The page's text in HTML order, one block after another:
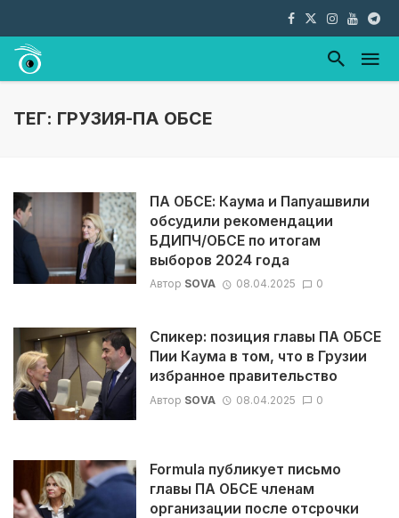
ТЕГ: ГРУЗИЯ-ПА ОБСЕ
ПА ОБСЕ: Каума и Папуашвили
обсудили рекомендации
БДИПЧ/ОБСЕ по итогам
выборов 2024 года
Автор SOVA 08.04.2025 0
Спикер: позиция главы ПА ОБСЕ
Пии Каума в том, что в Грузии
избранное правительство
Автор SOVA 08.04.2025 0
Formula публикует письмо
главы ПА ОБСЕ членам
организации после отсрочки